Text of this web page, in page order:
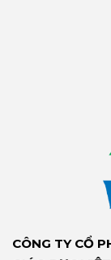
CÔNG TY CỔ